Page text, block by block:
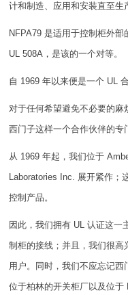
计和制造、应用和安装直至生
NFPA79 是适用于控制柜外
UL 508A，是该的一个对等。
自 1969 年以来便是一个 UL
对于任何希望避免不必要的
西门子这样一个合作伙伴的专
从 1969 年起，我们位于
Laboratories Inc. 展开紧作；
控制产品。
因此，我们拥有 UL 认证这一
制柜的接线；并且，我们很
用户。同时，我们不应忘记西
位于柏林的开关柜厂以及位于